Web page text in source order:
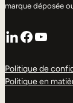
marque déposée
LinkedIn
Facebook
Politique de
Politique en